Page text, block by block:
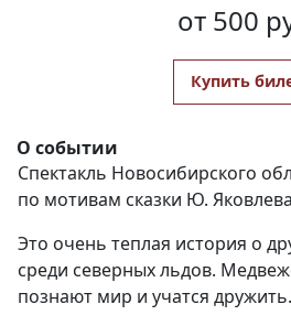
от 500
Купить
О событии
Спектакль Новосибирского
по мотивам сказки Ю. Яковлева
Это очень теплая история о
среди северных льдов.
познают мир и учатся дружить.